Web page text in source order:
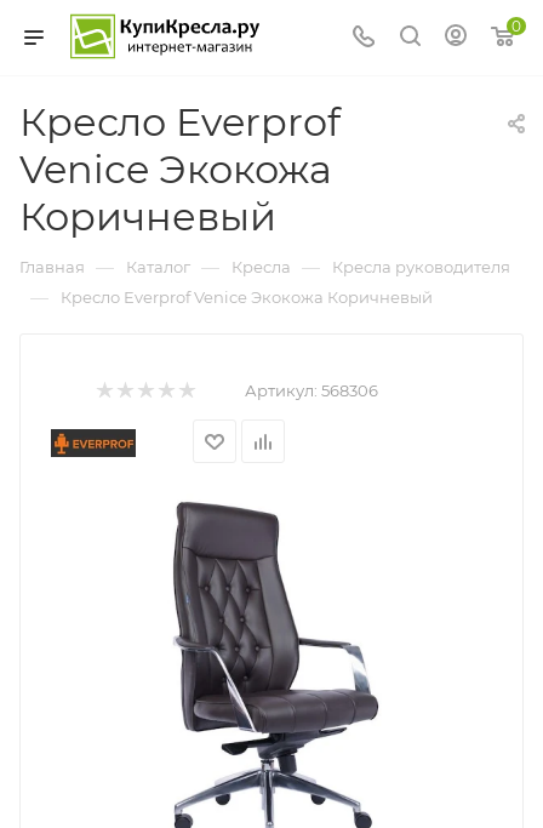
0
Кресло Everprof
Venice Экокожа
Коричневый
Главная — Каталог — Кресла — Кресла руководителя
— Кресло Everprof Venice Экокожа Коричневый
Артикул: 568306